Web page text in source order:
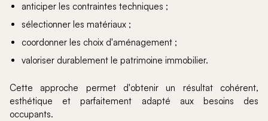
anticiper les contraintes techniques ;
sélectionner les matériaux ;
coordonner les choix d'aménagement ;
valoriser durablement le patrimoine immobilier.
Cette approche permet d'obtenir un résultat cohérent,
esthétique et parfaitement adapté aux besoins des
occupants.